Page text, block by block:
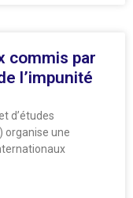
commis par
l’impunité
d’études
organise une